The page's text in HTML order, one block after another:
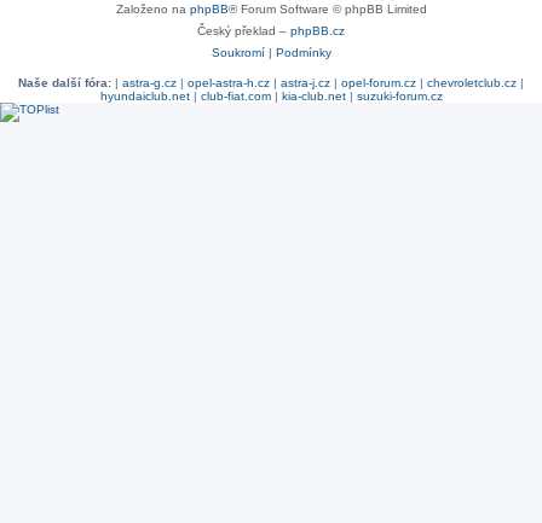
Založeno na phpBB® Forum Software © phpBB Limited
Český překlad – phpBB.cz
Soukromí| Podmínky
Naše další fóra: | astra-g.cz | opel-astra-h.cz | astra-j.cz | opel-forum.cz | chevroletclub.cz |
hyundaiclub.net| club-fiat.com| kia-club.net| suzuki-forum.cz